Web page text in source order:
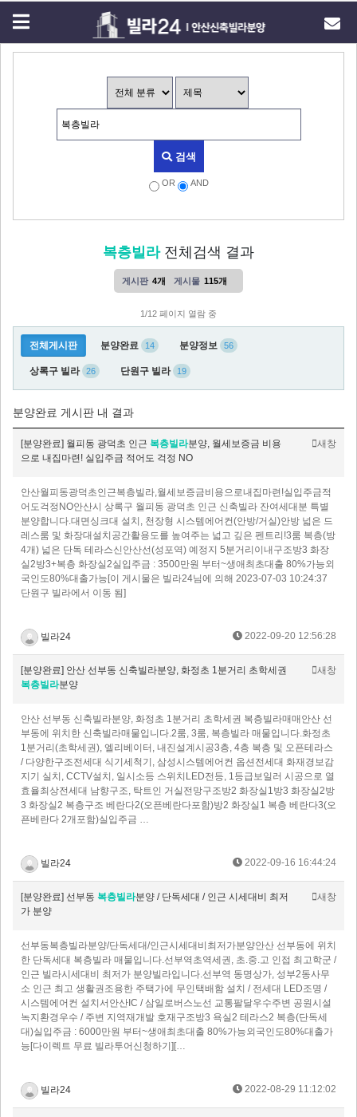
검색
OR AND
복층빌라전체검색 결과
게시판 4개 게시물 115개
1/12 페이지 열람 중
전체게시판 분양완료 14 분양정보 56
상록구 빌라 26 단원구 빌라 19
분양완료 게시판 내 결과
[분양완료] 월피동 광덕초 인근 복층빌라분양, 월세보증금 비용
으로 내집마련! 실입주금 적어도 걱정 NO
새창
안산월피동광덕초인근복층빌라,월세보증금비용으로내집마련!실입주금적
어도걱정NO안산시 상록구 월피동 광덕초 인근 신축빌라 잔여세대분 특별
분양합니다.대면싱크대 설치, 천장형 시스템에어컨(안방/거실)안방 넓은 드
레스룸 및 화장대설치공간활용도를 높여주는 넓고 깊은 펜트리!3룸 복층(방
4개) 넓은 단독 테라스신안산선(성포역) 예정지 5분거리이내구조방3 화장
실2방3+복층 화장실2실입주금 : 3500만원 부터~생애최초대출 80%가능외
국인도80%대출가능[이 게시물은 빌라24님에 의해 2023-07-03 10:24:37
단원구 빌라에서 이동 됨]
빌라24 2022-09-20 12:56:28
[분양완료] 안산 선부동 신축빌라분양, 화정초 1분거리 초학세권
복층빌라분양
새창
안산 선부동 신축빌라분양, 화정초 1분거리 초학세권 복층빌라매매안산 선
부동에 위치한 신축빌라매물입니다.2룸, 3룸, 복층빌라 매물입니다.화정초
1분거리(초학세권), 엘리베이터, 내진설계시공3층, 4층 복층 및 오픈테라스
/ 다양한구조전세대 식기세척기, 삼성시스템에어컨 옵션전세대 화재경보감
지기 실치, CCTV설치, 일시소등 스위치LED전등, 1등급보일러 시공으로 열
효율최상전세대 남향구조, 탁트인 거실전망구조방2 화장실1방3 화장실2방
3 화장실2 복층구조 베란다2(오픈베란다포함)방2 화장실1 복층 베란다3(오
픈베란다 2개포함)실입주금 …
빌라24 2022-09-16 16:44:24
[분양완료] 선부동 복층빌라분양 / 단독세대 / 인근 시세대비 최저
가 분양
새창
선부동복층빌라분양/단독세대/인근시세대비최저가분양안산 선부동에 위치
한 단독세대 복층빌라 매물입니다.선부역초역세권, 초.중.고 인접 최고학군 /
인근 빌라시세대비 최저가 분양빌라입니다.선부역 동명상가, 성부2동사무
소 인근 최고 생활권조용한 주택가에 무인택배함 설치 / 전세대 LED조명 /
시스템에어컨 설치서안산IC / 삼일로버스노선 교통팔달우수주변 공원시설
녹지환경우수 / 주변 지역재개발 호재구조방3 욕실2 테라스2 복층(단독세
대)실입주금 : 6000만원 부터~생애최초대출 80%가능외국인도80%대출가
능[다이렉트 무료 빌라투어신청하기][…
빌라24 2022-08-29 11:12:02